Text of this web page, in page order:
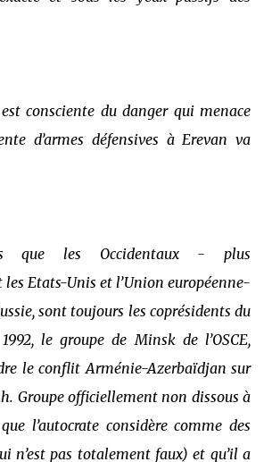
consciente du danger qui menace
d’armes défensives à Erevan va
que les Occidentaux - plus
Etats-Unis et l’Union européenne-
sont toujours les coprésidents du
le groupe de Minsk de l’OSCE,
le conflit Arménie-Azerbaïdjan sur
Groupe officiellement non dissous à
l’autocrate considère comme des
n’est pas totalement faux) et qu’il a